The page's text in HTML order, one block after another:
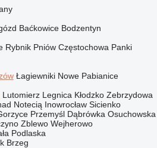
Baćkowice Bodzentyn
Rybnik Pniów Częstochowa Panki
Łagiewniki Nowe Pabianice
Lutomierz Legnica Kłodzko Zebrzydowa
Notecią Inowrocław Sicienko
Przemyśl Dąbrówka Osuchowska
Zblewo Wejherowo
Podlaska
Brzeg